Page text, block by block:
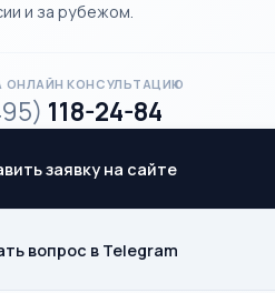
и за рубежом.
ОНЛАЙН КОНСУЛЬТАЦИЮ
118-24-84
заявку на сайте
вопрос в Telegram